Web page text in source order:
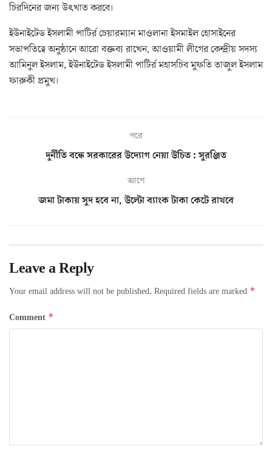
চিরদিনের জন্য উৎখাত করবে।
ইউনাইটেড ইসলামী পাটির্র চেয়ারম্যান মাওলানা ইসমাইল হোসাইনের
সভাপতিত্বে অনুষ্ঠানে আরো বক্তব্য রাখেন, আওয়ামী লীগের কেন্দ্রীয় সদস্য
আমিনুল ইসলাম, ইউনাইটেড ইসলামী পাটির্র মহাসচিব মুফতি তাজুল ইসলাম
ফারুকী প্রমুখ।
পরে
দুর্নীতি বন্ধে সরকারের উদ্যোগ নেয়া উচিত : সুরঞ্জিত
আগে
জমা টাকায় সুদ হবে না, উল্টো ব্যাংক টাকা কেটে রাখবে
Leave a Reply
Your email address will not be published. Required fields are marked *
Comment *